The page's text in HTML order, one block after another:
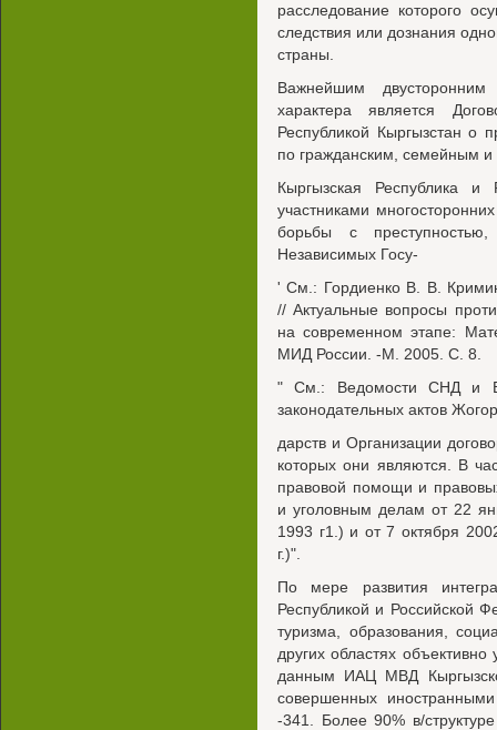
расследование которого
следствия или дознания
страны.
Важнейшим
характера является
Республикой Кыргызстан о
по гражданским, семейным и
Кыргызская Республика и
участниками
борьбы с
Независимых Госу-
' См.: Гордиенко В. В.
// Актуальные вопросы
на современном этапе:
МИД России. -М. 2005. С. 8.
" См.: Ведомости СНД и
законодательных актов
дарств и Организации
которых они являются. В
правовой помощи и
и уголовным делам от 22
1993 г1.) и от 7 октября
г.)".
По мере развития
Республикой и Российской
туризма, образования,
других областях
данным ИАЦ МВД
совершенных
-341. Более 90% в/